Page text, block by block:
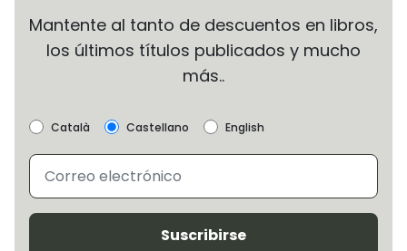
Mantente al tanto de descuentos en libros,
los últimos títulos publicados y mucho
más..
Català Castellano English
Suscribirse